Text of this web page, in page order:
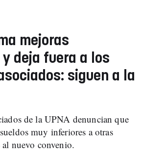
mejoras
deja fuera a los
siguen a la
de la UPNA denuncian que
muy inferiores a otras
al nuevo convenio.